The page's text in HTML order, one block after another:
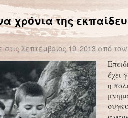
χρόνια της
στις Σεπτέμβριος 19, 2013 από
έχει
η